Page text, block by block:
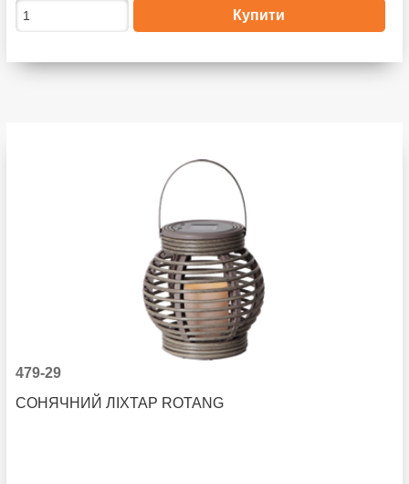
479-29
СОНЯЧНИЙ ЛІХТАР ROTANG